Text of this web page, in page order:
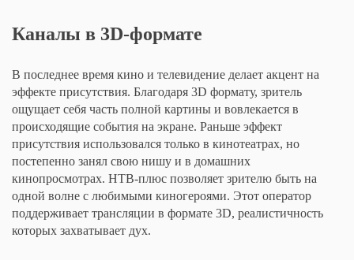
Каналы в 3D-формате
В последнее время кино и телевидение делает акцент на
эффекте присутствия. Благодаря 3D формату, зритель
ощущает себя часть полной картины и вовлекается в
происходящие события на экране. Раньше эффект
присутствия использовался только в кинотеатрах, но
постепенно занял свою нишу и в домашних
кинопросмотрах. НТВ-плюс позволяет зрителю быть на
одной волне с любимыми киногероями. Этот оператор
поддерживает трансляции в формате 3D, реалистичность
которых захватывает дух.